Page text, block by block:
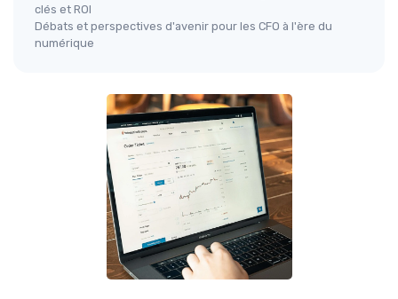
clés et ROI
Débats et perspectives d'avenir pour les CFO à l'ère du
numérique